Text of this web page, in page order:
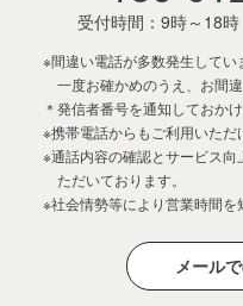
受付時間：9時～18時
※間違い電話が多数発生して
一度お確かめのうえ、お間
＊発信者番号を通知しておかけ
※携帯電話からもご利用いただ
※通話内容の確認とサービス
ただいております。
※社会情勢等により営業時間を
メール